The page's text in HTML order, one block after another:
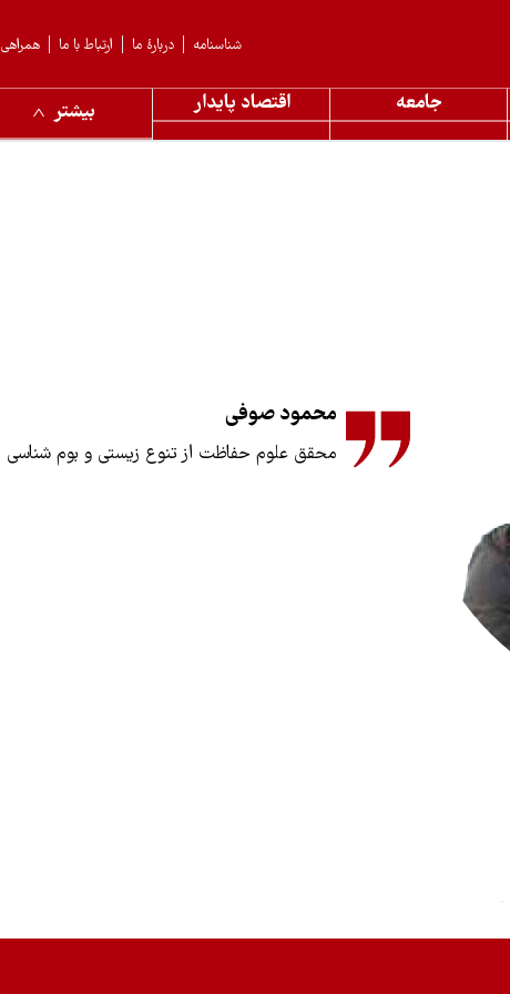
همراهی ارتباط با ما دربارهٔ ما شناسنامه
جامعه اقتصاد پایدار بیشتر
محمود صوفی
محقق علوم حفاظت از تنوع زیستی و بوم شناسی